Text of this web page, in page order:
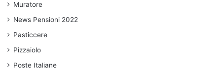
Muratore
News Pensioni 2022
Pasticcere
Pizzaiolo
Poste Italiane